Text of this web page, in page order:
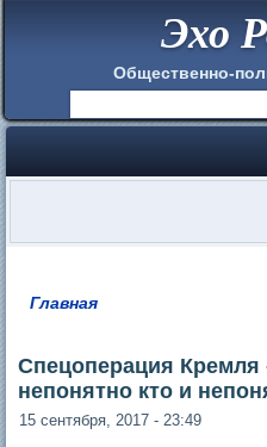
Эхо
Общественно-
Главная
Спецоперация Кремля
непонятно кто и
15 сентября, 2017 - 23:49